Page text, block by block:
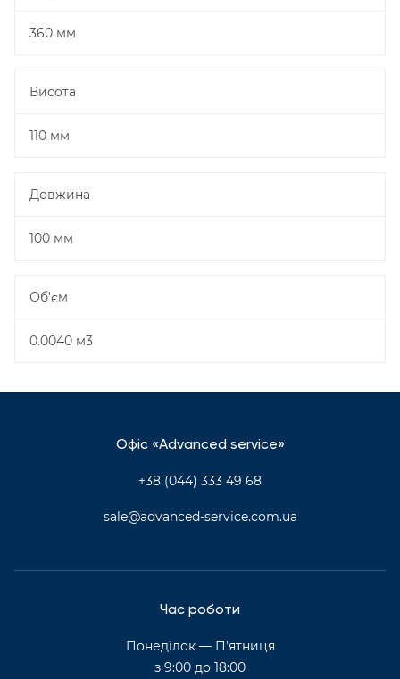
360 мм
Висота
110 мм
Довжина
100 мм
Об'єм
0.0040 м3
Офіс «Advanced service»
+38 (044) 333 49 68
sale@advanced-service.com.ua
Час роботи
Понеділок — П'ятниця
з 9:00 до 18:00